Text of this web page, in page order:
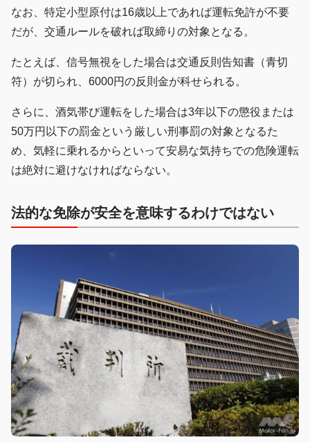
なお、特定小型原付は16歳以上であれば運転免許が不要
だが、交通ルールを破れば取締りの対象となる。
たとえば、信号無視をした場合は交通反則告知書（青切
符）が切られ、6000円の反則金が科せられる。
さらに、酒気帯び運転をした場合は3年以下の懲役または
50万円以下の罰金という厳しい刑事罰の対象となるた
め、気軽に乗れるからといって安易な気持ちでの危険運転
は絶対に避けなければならない。
法的な免除が安全を意味するわけではない